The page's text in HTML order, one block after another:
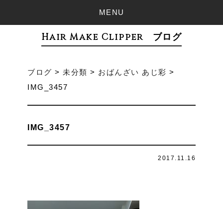
MENU
Hair Make Clipper ブログ
ブログ > 未分類 > おばんざい あじ彩 >
IMG_3457
IMG_3457
2017.11.16